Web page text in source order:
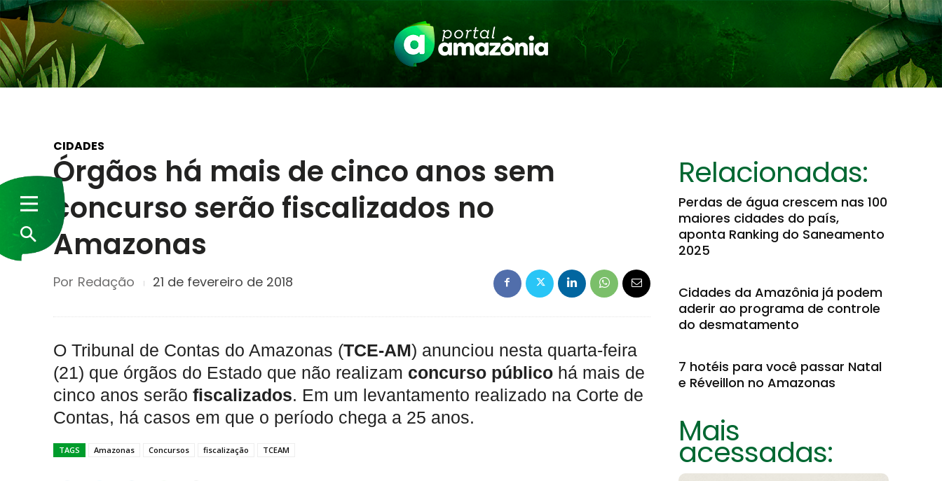
CIDADES
Órgãos há mais de cinco anos sem
concurso serão fiscalizados no
Amazonas
Por Redação 21 de fevereiro de 2018
O Tribunal de Contas do Amazonas (TCE-AM) anunciou nesta quarta-feira
(21) que órgãos do Estado que não realizam concurso público há mais de
cinco anos serão fiscalizados. Em um levantamento realizado na Corte de
Contas, há casos em que o período chega a 25 anos.
TAGS Amazonas Concursos fiscalização TCEAM
Relacionadas:
Perdas de água crescem nas 100
maiores cidades do país,
aponta Ranking do Saneamento
2025
Cidades da Amazônia já podem
aderir ao programa de controle
do desmatamento
7 hotéis para você passar Natal
e Réveillon no Amazonas
Mais
acessadas: